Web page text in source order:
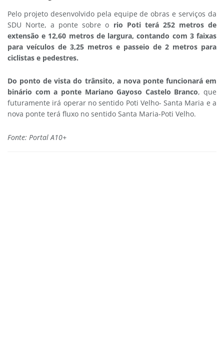
Pelo projeto desenvolvido pela equipe de obras e serviços da
SDU Norte, a ponte sobre o rio Poti terá 252 metros de
extensão e 12,60 metros de largura, contando com 3 faixas
para veículos de 3,25 metros e passeio de 2 metros para
ciclistas e pedestres.
Do ponto de vista do trânsito, a nova ponte funcionará em
binário com a ponte Mariano Gayoso Castelo Branco, que
futuramente irá operar no sentido Poti Velho- Santa Maria e a
nova ponte terá fluxo no sentido Santa Maria-Poti Velho.
Fonte: Portal A10+